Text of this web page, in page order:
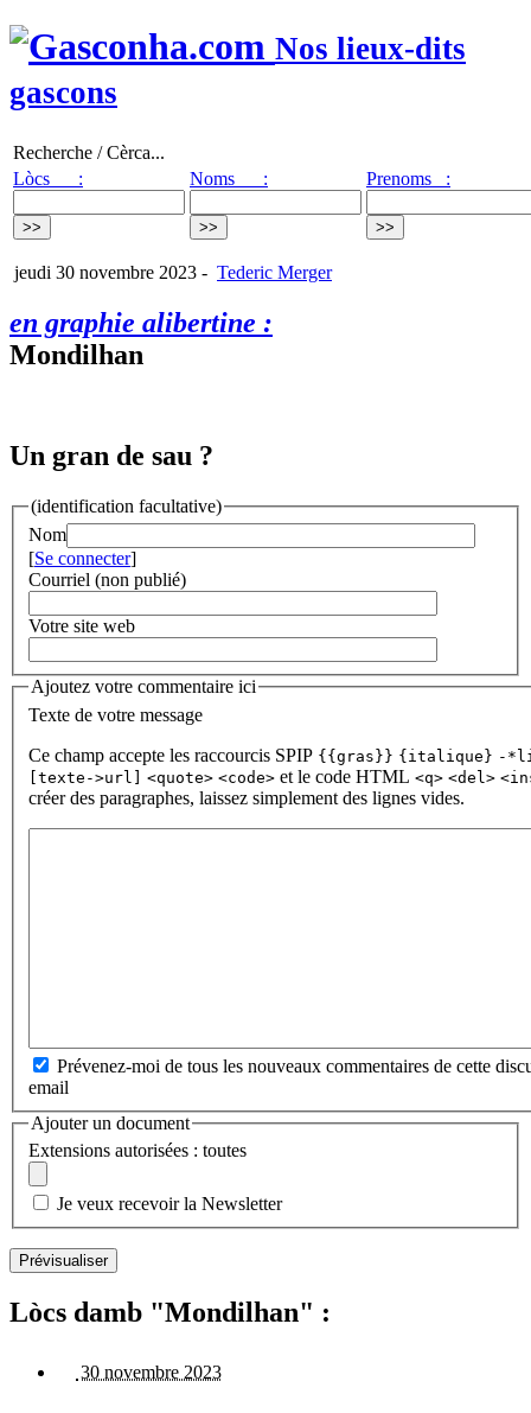
Nos lieux-dits
gascons
Recherche / Cèrca...
Lòcs :
Noms : Prenoms :
jeudi 30 novembre 2023 - Tederic Merger
en graphie alibertine :
Mondilhan
Un gran de sau ?
(identification facultative)
Nom
[Se connecter]
Courriel (non publié)
Votre site web
Ajoutez votre commentaire ici
Texte de votre message
Ce champ accepte les raccourcis SPIP {{gras}} {italique} -
[texte->url] <quote> <code> et le code HTML <q> <del>
créer des paragraphes, laissez simplement des lignes vides.
Prévenez-moi de tous les nouveaux commentaires de cette
email
Ajouter un document
Extensions autorisées : toutes
Je veux recevoir la Newsletter
Lòcs damb "Mondilhan" :
30 novembre 2023